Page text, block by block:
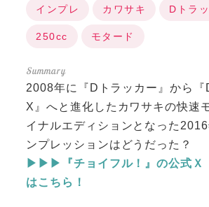
インプレ カワサキ Dトラ
250cc モタード
2008年に『Dトラッカー』から『
X』へと進化したカワサキの快速
イナルエディションとなった
ンプレッションはどうだった？
▶▶▶『チョイフル！』の公式Ｘ
はこちら！